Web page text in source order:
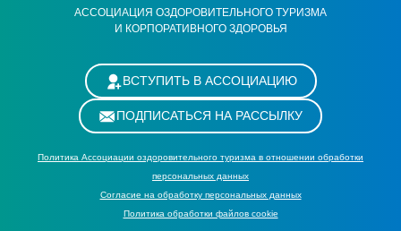
АССОЦИАЦИЯ ОЗДОРОВИТЕЛЬНОГО ТУРИЗМА
И КОРПОРАТИВНОГО ЗДОРОВЬЯ
ВСТУПИТЬ В АССОЦИАЦИЮ
ПОДПИСАТЬСЯ НА РАССЫЛКУ
Политика Ассоциации оздоровительного туризма в отношении обработки
персональных данных
Cогласие на обработку персональных данных
Политика обработки файлов cookie